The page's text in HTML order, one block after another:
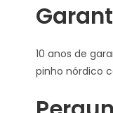
10 anos de
pinho nórdico